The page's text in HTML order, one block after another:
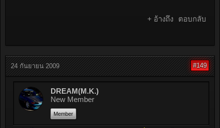
+ อ้างถึง ตอบกลับ
24 กันยายน 2009 #149
DREAM(M.K.)
New Member
Member